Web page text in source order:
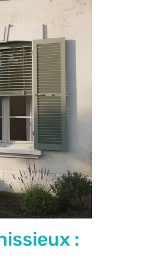
: